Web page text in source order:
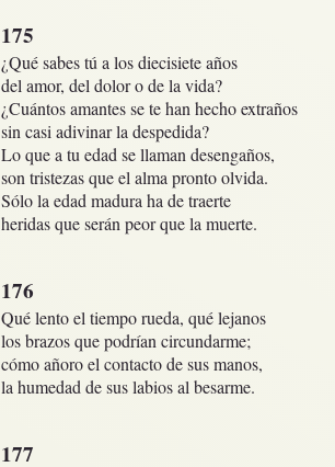
175
¿Qué sabes tú a los diecisiete años
del amor, del dolor o de la vida?
¿Cuántos amantes se te han hecho extraños
sin casi adivinar la despedida?
Lo que a tu edad se llaman desengaños,
son tristezas que el alma pronto olvida.
Sólo la edad madura ha de traerte
heridas que serán peor que la muerte.
176
Qué lento el tiempo rueda, qué lejanos
los brazos que podrían circundarme;
cómo añoro el contacto de sus manos,
la humedad de sus labios al besarme.
177